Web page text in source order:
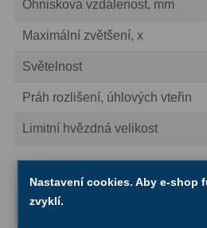
Planetární kamery19
Deep-Sky kamery
Guiding kamery14
Adaptéry T2
Ohnisková vzdálenost, mm
Maximální zvětšení, x
Světelnost
Práh rozlišení, úhlových vteřin
Limitní hvězdná velikost
Vnitřní průměr okulárů
Nastavení cookies. Aby e-shop
zvyklí.